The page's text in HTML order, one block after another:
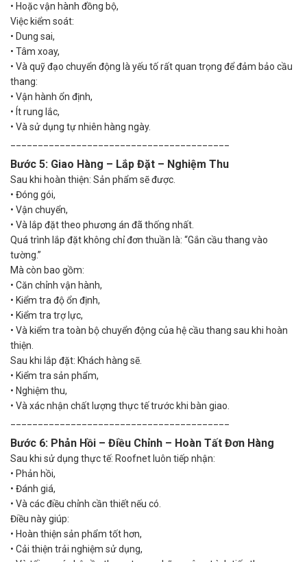
• Hoặc vận hành đồng bộ,
Việc kiểm soát:
• Dung sai,
• Tâm xoay,
• Và quỹ đạo chuyển động là yếu tố rất quan trọng để đảm bảo cầu
thang:
• Vận hành ổn định,
• Ít rung lắc,
• Và sử dụng tự nhiên hàng ngày.
Bước 5: Giao Hàng – Lắp Đặt – Nghiệm Thu
Sau khi hoàn thiện: Sản phẩm sẽ được.
• Đóng gói,
• Vận chuyển,
• Và lắp đặt theo phương án đã thống nhất.
Quá trình lắp đặt không chỉ đơn thuần là: “Gắn cầu thang vào
tường.”
Mà còn bao gồm:
• Căn chỉnh vận hành,
• Kiểm tra độ ổn định,
• Kiểm tra trợ lực,
• Và kiểm tra toàn bộ chuyển động của hệ cầu thang sau khi hoàn
thiện.
Sau khi lắp đặt: Khách hàng sẽ.
• Kiểm tra sản phẩm,
• Nghiệm thu,
• Và xác nhận chất lượng thực tế trước khi bàn giao.
Bước 6: Phản Hồi – Điều Chỉnh – Hoàn Tất Đơn Hàng
Sau khi sử dụng thực tế: Roofnet luôn tiếp nhận:
• Phản hồi,
• Đánh giá,
• Và các điều chỉnh cần thiết nếu có.
Điều này giúp:
• Hoàn thiện sản phẩm tốt hơn,
• Cải thiện trải nghiệm sử dụng,